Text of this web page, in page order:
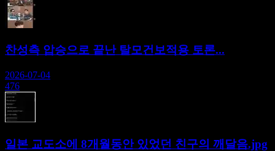
찬성측 압승으로 끝난 탈모건보적용 토론...
2026-07-04
476
일본 교도소에 8개월동안 있었던 친구의 깨달음.jpg